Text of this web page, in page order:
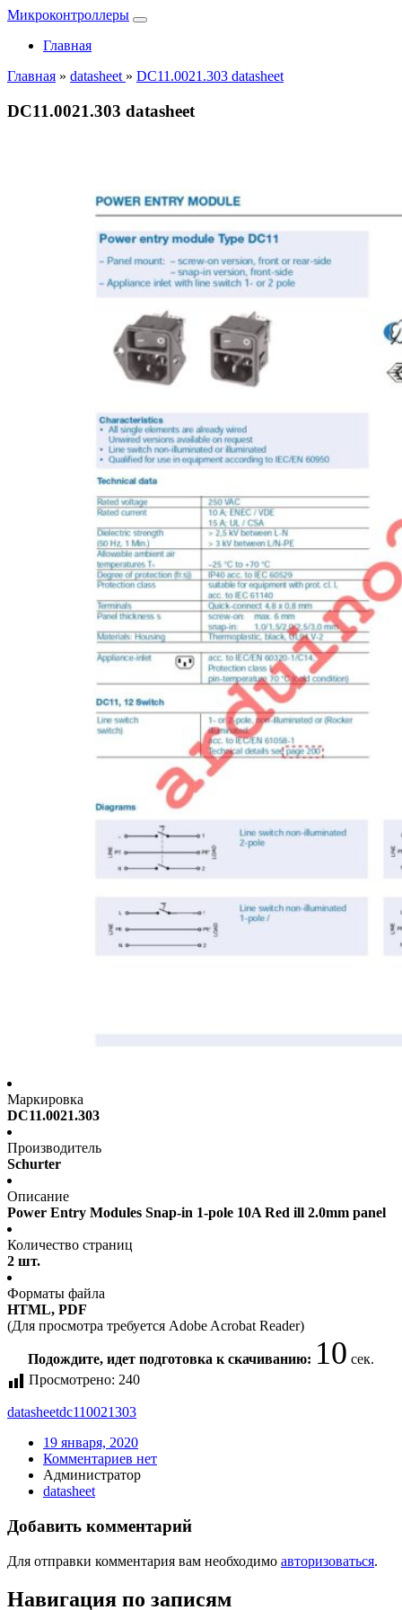
Микроконтроллеры
Главная
Главная » datasheet » DC11.0021.303 datasheet
DC11.0021.303 datasheet
Маркировка
DC11.0021.303
Производитель
Schurter
Описание
Power Entry Modules Snap-in 1-pole 10A Red ill 2.0mm panel
Количество страниц
2 шт.
Форматы файла
HTML, PDF
(Для просмотра требуется Adobe Acrobat Reader)
Подождите, идет подготовка к скачиванию: 10 сек.
Просмотрено: 240
datasheetdc110021303
19 января, 2020
Комментариев нет
Администратор
datasheet
Добавить комментарий
Для отправки комментария вам необходимо авторизоваться.
Навигация по записям